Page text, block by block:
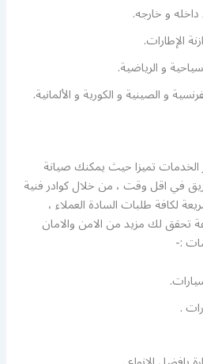
و خارجه.
الإطارات.
و الرياضية.
و الصينية و الكورية و الألمانية.
الخدمات تميزا حيث يمكنك صيانة
في اقل وقت ، من خلال كوادر فنية
لكافة طلبات السادة العملاء ،
تحقق لك مزيد من الامن والامان
:-
.